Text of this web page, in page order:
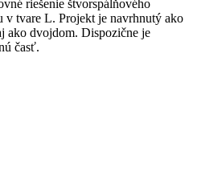
riešenie štvorspálňového
v tvare L. Projekt je navrhnutý ako
ako dvojdom. Dispozične je
časť.